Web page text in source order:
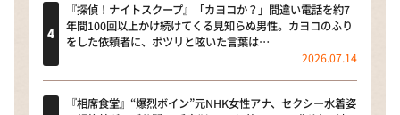
『探偵！ナイトスクープ』「カヨコか？」間違い電話を約7
年間100回以上かけ続けてくる見知らぬ男性。カヨコのふり
をした依頼者に、ポツリと呟いた言葉は…
2026.07.14
『相席食堂』“爆烈ボイン”元NHK女性アナ、セクシー水着姿